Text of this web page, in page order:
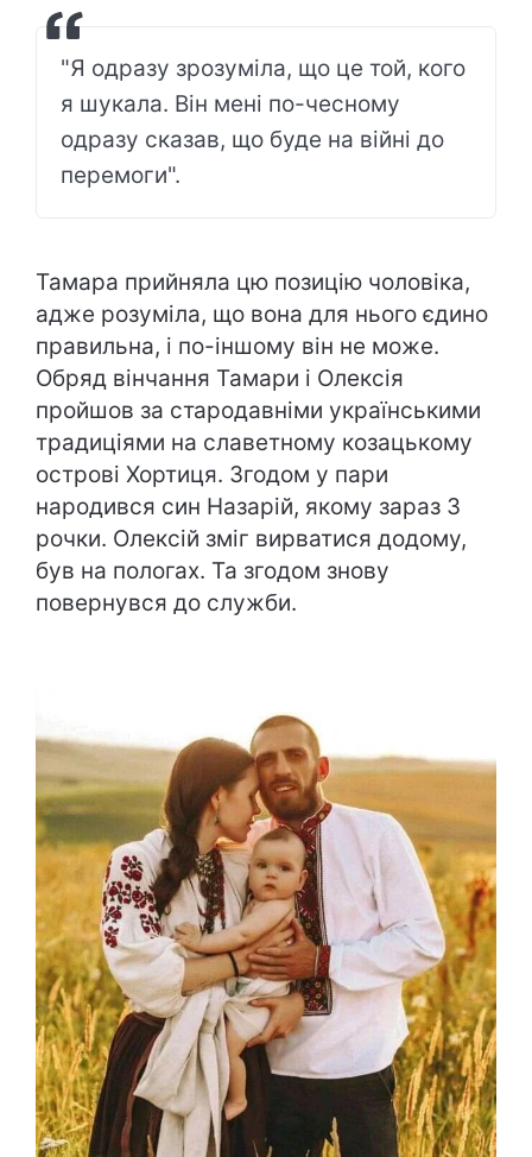
"Я одразу зрозуміла, що це той, кого
я шукала. Він мені по-чесному
одразу сказав, що буде на війні до
перемоги".
Тамара прийняла цю позицію чоловіка,
адже розуміла, що вона для нього єдино
правильна, і по-іншому він не може.
Обряд вінчання Тамари і Олексія
пройшов за стародавніми українськими
традиціями на славетному козацькому
острові Хортиця. Згодом у пари
народився син Назарій, якому зараз 3
рочки. Олексій зміг вирватися додому,
був на пологах. Та згодом знову
повернувся до служби.